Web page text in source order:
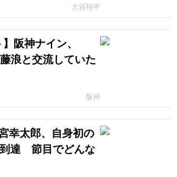
大谷翔平
阪神ナイン、
浪と交流していた
阪神
幸太郎、自身初の
達 節目でどんな